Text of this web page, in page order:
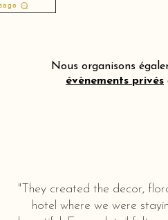
Nous organisons
évènements privés
"They created the decor,
hotel where we were